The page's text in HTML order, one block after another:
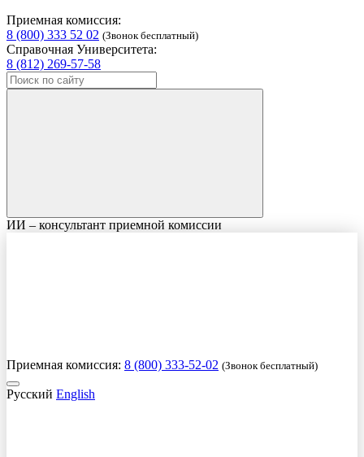
Приемная комиссия:
8 (800) 333 52 02 (Звонок бесплатный)
Справочная Университета:
8 (812) 269-57-58
ИИ – консультант приемной комиссии
Приемная комиссия: 8 (800) 333-52-02 (Звонок бесплатный)
Русский English